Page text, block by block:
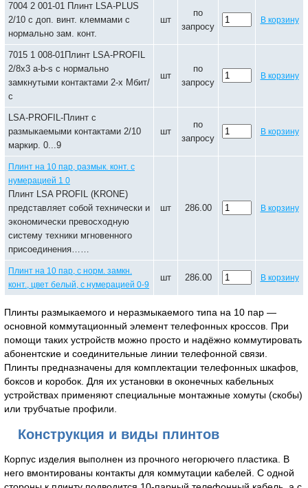
7004 2 001-01 Плинт LSA-PLUS
2/10 с доп. винт. клеммами с
нормально зам. конт.
шт
по
запросу
В корзину
7015 1 008-01Плинт LSA-PROFIL
2/8х3 a-b-s с нормально
замкнутыми контактами 2-х Мбит/
с
шт
по
запросу
В корзину
LSA-PROFIL-Плинт с
размыкаемыми контактами 2/10
маркир. 0...9
шт
по
запросу
В корзину
Плинт на 10 пар, размык. конт. с
нумерацией 1 0
Плинт LSA PROFIL (KRONE)
представляет собой технически и
экономически превосходную
систему техники мгновенного
присоединения……
шт 286.00 В корзину
Плинт на 10 пар, с норм. замкн.
конт., цвет белый, с нумерацией 0-9
шт 286.00 В корзину
Плинты размыкаемого и неразмыкаемого типа на 10 пар —
основной коммутационный элемент телефонных кроссов. При
помощи таких устройств можно просто и надёжно коммутировать
абонентские и соединительные линии телефонной связи.
Плинты предназначены для комплектации телефонных шкафов,
боксов и коробок. Для их установки в оконечных кабельных
устройствах применяют специальные монтажные хомуты (скобы)
или трубчатые профили.
Конструкция и виды плинтов
Корпус изделия выполнен из прочного негорючего пластика. В
него вмонтированы контакты для коммутации кабелей. С одной